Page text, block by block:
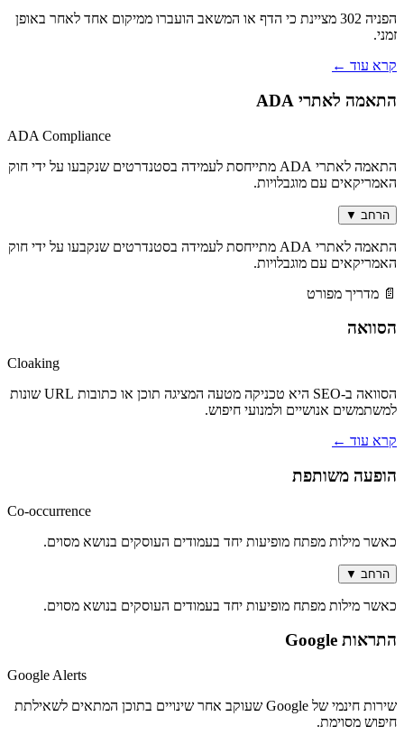
הפניה 302 מציינת כי הדף או המשאב הועברו ממיקום אחד לאחר באופן
זמני.
קרא עוד ←
התאמה לאתרי ADA
ADA Compliance
התאמה לאתרי ADA מתייחסת לעמידה בסטנדרטים שנקבעו על ידי חוק
האמריקאים עם מוגבלויות.
הרחב ▼
התאמה לאתרי ADA מתייחסת לעמידה בסטנדרטים שנקבעו על ידי חוק
האמריקאים עם מוגבלויות.
📄 מדריך מפורט
הסוואה
Cloaking
הסוואה ב-SEO היא טכניקה מטעה המציגה תוכן או כתובות URL שונות
למשתמשים אנושיים ולמנועי חיפוש.
קרא עוד ←
הופעה משותפת
Co-occurrence
כאשר מילות מפתח מופיעות יחד בעמודים העוסקים בנושא מסוים.
הרחב ▼
כאשר מילות מפתח מופיעות יחד בעמודים העוסקים בנושא מסוים.
התראות Google
Google Alerts
שירות חינמי של Google שעוקב אחר שינויים בתוכן המתאים לשאילתת
חיפוש מסוימת.